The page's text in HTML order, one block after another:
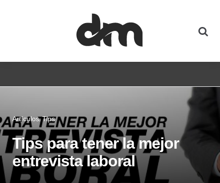
Artículos Tips
Tips para tener la mejor
entrevista laboral